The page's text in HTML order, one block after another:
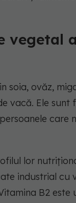
vegetal
soia, ovăz,
vacă. Ele sunt
care
lor
industrial cu
B2